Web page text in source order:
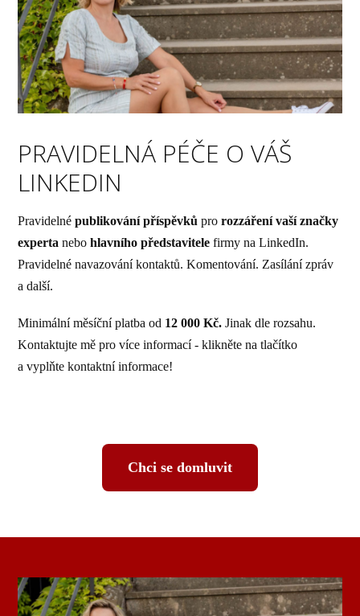
PRAVIDELNÁ PÉČE O VÁŠ
LINKEDIN
Pravidelnépublikování příspěvků prorozzáření vaší značky
experta nebohlavního představitele firmy na LinkedIn.
Pravidelné navazování kontaktů. Komentování. Zasílání zpráv
a další.
Minimální měsíční platba od 12 000 Kč.Jinak dle rozsahu.
Kontaktujte mě pro více informací - klikněte na tlačítko
a vyplňte kontaktní informace!
Chci se domluvit